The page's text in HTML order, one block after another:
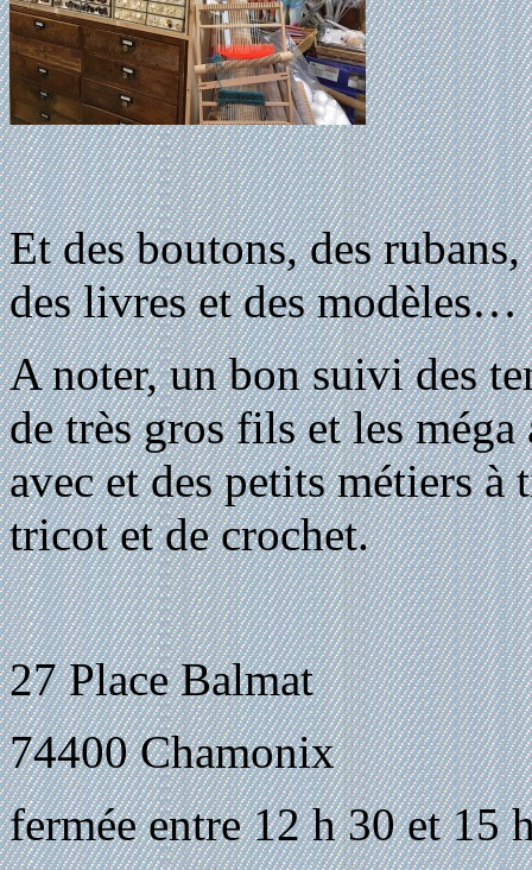
Et des boutons, des
des livres et des modèles…
A noter, un bon suivi des
de très gros fils et les
avec et des petits métiers à
tricot et de crochet.
27 Place Balmat
74400 Chamonix
fermée entre 12 h 30 et 15